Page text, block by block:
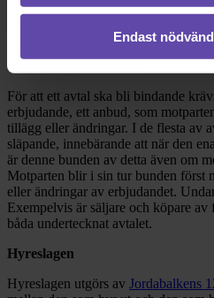
Endast
exempelvis vilka parterna i ett avtal
fullmakt och ogiltighetsskäl.
före.
För att ett avtal ska bli bindande
erbjudande, ett anbud, som
tillägg eller ändringar. I de flesta av
släpande, innebärande att när den
är denne bunden av detta även om
Motparten blir i sin tur bunden först
eller ändringar av erbjudandet.
Exempelvis är säljare och köpare
båda undertecknat avtalet.
Hyreslagen
Hyreslagen utgörs av Jordabalkens